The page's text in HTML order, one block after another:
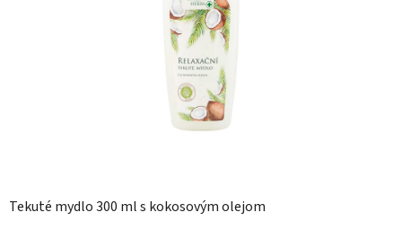
Tekuté mydlo 300 ml s kokosovým olejom